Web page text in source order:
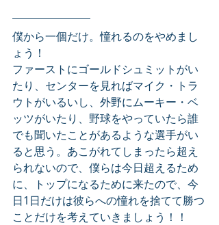
僕から一個だけ。憧れるのをやめまし
ょう！
ファーストにゴールドシュミットがい
たり、センターを見ればマイク・トラ
ウトがいるいし、外野にムーキー・ベ
ッツがいたり、野球をやっていたら誰
でも聞いたことがあるような選手がい
ると思う。あこがれてしまったら超え
られないので、僕らは今日超えるため
に、トップになるために来たので、今
日1日だけは彼らへの憧れを捨てて勝つ
ことだけを考えていきましょう！！